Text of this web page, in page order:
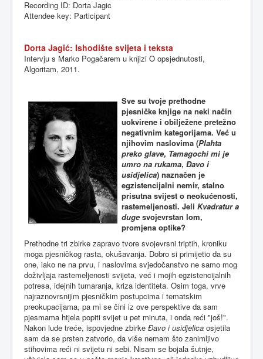
Recording ID: Dorta Jagic
Attendee key: Participant
Dorta Jagić: Ishodište svijeta i teksta
Intervju s Marko Pogačarem u knjizi O opsjednutosti,
Algoritam, 2011.
Sve su tvoje prethodne
pjesničke knjige na neki način
uokvirene i obilježene pretežno
negativnim kategorijama. Već u
njihovim naslovima (Plahta
preko glave, Tamagochi mi je
umro na rukama, Đavo i
usidjelica) naznačen je
egzistencijalni nemir, stalno
prisutna svijest o neokućenosti,
rastemeljenosti. Jeli Kvadratur a
duge svojevrstan lom,
promjena optike?
Prethodne tri zbirke zapravo tvore svojevrsni triptih, kroniku
moga pjesničkog rasta, okušavanja. Dobro si primijetio da su
one, iako ne na prvu, i naslovima svjedočanstvo ne samo mog
doživljaja rastemeljenosti svijeta, već i mojih egzistencijalnih
potresa, idejnih tumaranja, kriza identiteta. Osim toga, vrve
najraznovrsnijim pjesničkim postupcima i tematskim
preokupacijama, pa mi se čini iz ove perspektive da sam
pjesmama htjela popiti svijet u pet minuta, i onda reći "još!".
Nakon lude treće, ispovjedne zbirke Đavo i usidjelica osjetila
sam da se prsten zatvorio, da više nemam što zanimljivo
stihovima reći ni svijetu ni sebi. Nisam se bojala šutnje,